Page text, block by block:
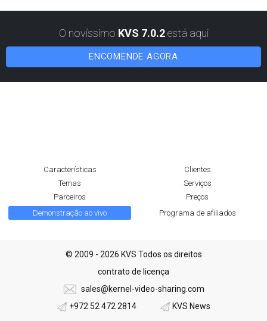
O novíssimo KVS 7.0.2está aqui
ENCOMENDE AGORA
Características
Clientes
Temas
Serviços
Parceiros
Preços
Demonstração ao vivo
Programa de afiliados
© 2009 - 2026 KVS Todos os direitos
contrato de licença
sales@kernel-video-sharing.com
+972 52 472 2814
KVS News